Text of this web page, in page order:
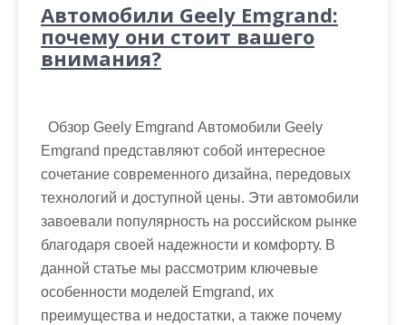
Автомобили Geely Emgrand:
почему они стоит вашего
внимания?
Обзор Geely Emgrand Автомобили Geely
Emgrand представляют собой интересное
сочетание современного дизайна, передовых
технологий и доступной цены. Эти автомобили
завоевали популярность на российском рынке
благодаря своей надежности и комфорту. В
данной статье мы рассмотрим ключевые
особенности моделей Emgrand, их
преимущества и недостатки, а также почему